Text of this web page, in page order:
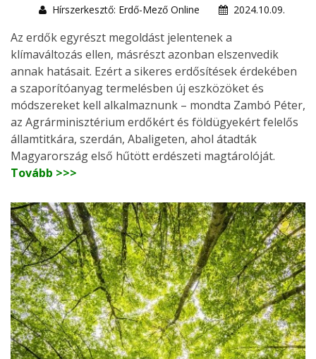
Hírszerkesztő: Erdő-Mező Online
2024.10.09.
Az erdők egyrészt megoldást jelentenek a
klímaváltozás ellen, másrészt azonban elszenvedik
annak hatásait. Ezért a sikeres erdősítések érdekében
a szaporítóanyag termelésben új eszközöket és
módszereket kell alkalmaznunk – mondta Zambó Péter,
az Agrárminisztérium erdőkért és földügyekért felelős
államtitkára, szerdán, Abaligeten, ahol átadták
Magyarország első hűtött erdészeti magtárolóját.
Tovább >>>